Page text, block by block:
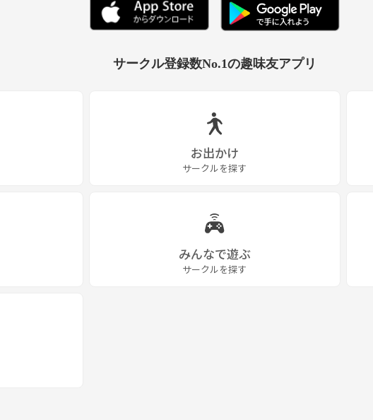
サークル登録数No.1の趣味友アプリ
お出かけ
サークルを探す
みんなで遊ぶ
サークルを探す